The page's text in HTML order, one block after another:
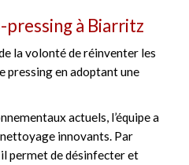
pressing à Biarritz
la volonté de réinventer les
pressing en adoptant une
actuels, l’équipe a
innovants. Par
il permet de désinfecter et